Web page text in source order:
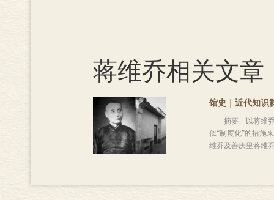
蒋维乔相关文章
馆史｜近代知识
摘要 以蒋维乔进
似“制度化”的措施
维乔及善庆里蒋维